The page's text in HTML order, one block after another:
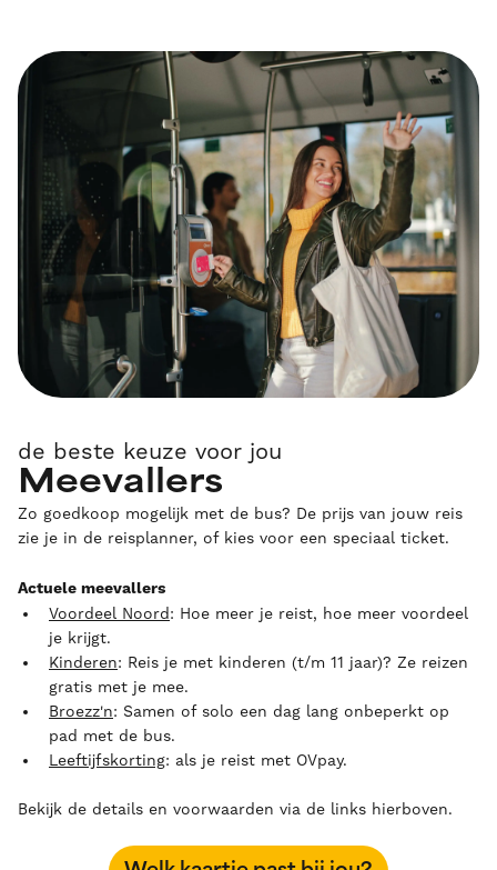
de beste keuze voor jou
Meevallers
Zo goedkoop mogelijk met de bus? De prijs van jouw reis
zie je in de reisplanner, of kies voor een speciaal ticket.
Actuele meevallers
Voordeel Noord: Hoe meer je reist, hoe meer voordeel
je krijgt.
Kinderen: Reis je met kinderen (t/m 11 jaar)? Ze reizen
gratis met je mee.
Broezz'n: Samen of solo een dag lang onbeperkt op
pad met de bus.
Leeftijfskorting: als je reist met OVpay.
Bekijk de details en voorwaarden via de links hierboven.